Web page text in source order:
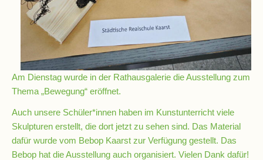
Förderverein
Schulchronik
Konzepte
Lehrer-
Raum-
Prinzip
Am Dienstag wurde in der Rathausgalerie die Ausstellung zum
Thema „Bewegung“ eröffnet.
Auch unsere Schüler*innen haben im Kunstunterricht viele
Skulpturen erstellt, die dort jetzt zu sehen sind. Das Material
dafür wurde vom Bebop Kaarst zur Verfügung gestellt. Das
Bebop hat die Ausstellung auch organisiert. Vielen Dank dafür!